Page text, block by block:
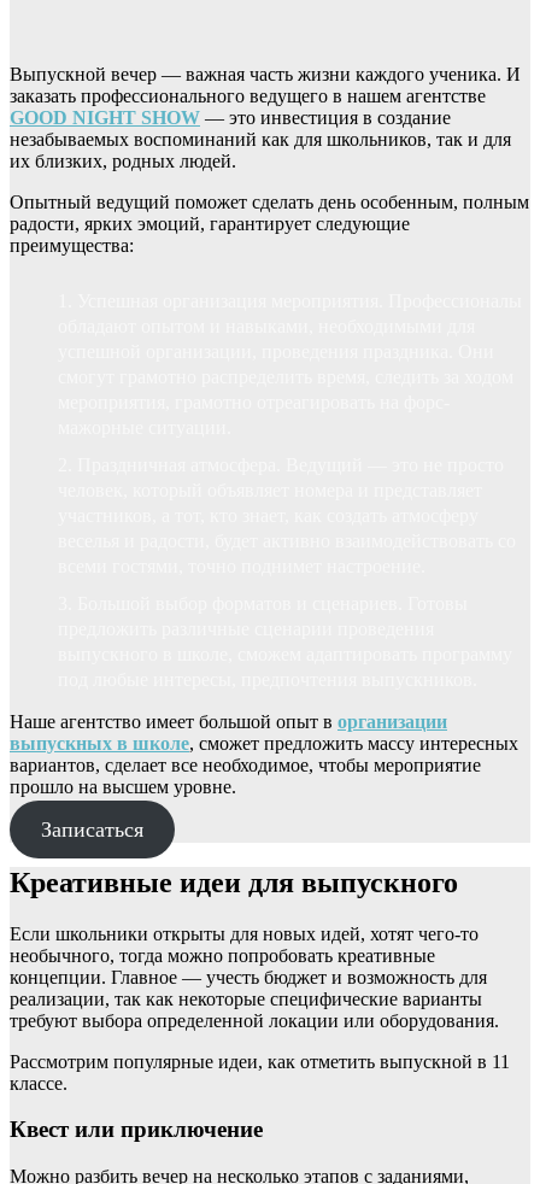
Выпускной вечер — важная часть жизни каждого ученика. И
заказать профессионального ведущего в нашем агентстве
GOOD NIGHT SHOW — это инвестиция в создание
незабываемых воспоминаний как для школьников, так и для
их близких, родных людей.
Опытный ведущий поможет сделать день особенным, полным
радости, ярких эмоций, гарантирует следующие
преимущества:
Наше агентство имеет большой опыт в организации
выпускных в школе, сможет предложить массу интересных
вариантов, сделает все необходимое, чтобы мероприятие
прошло на высшем уровне.
Записаться
Креативные идеи для выпускного
Если школьники открыты для новых идей, хотят чего-то
необычного, тогда можно попробовать креативные
концепции. Главное — учесть бюджет и возможность для
реализации, так как некоторые специфические варианты
требуют выбора определенной локации или оборудования.
Рассмотрим популярные идеи, как отметить выпускной в 11
классе.
Квест или приключение
Можно разбить вечер на несколько этапов с заданиями,